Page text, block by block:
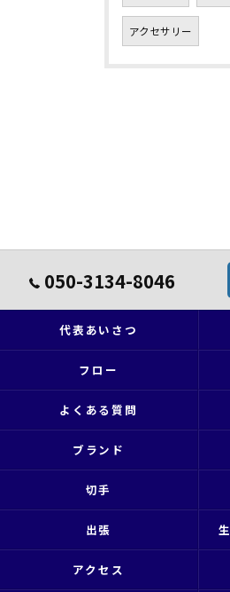
アクセサリー
050-3134-8046
代表あいさつ
フロー
よくある質問
ブランド
切手
出張
アクセス